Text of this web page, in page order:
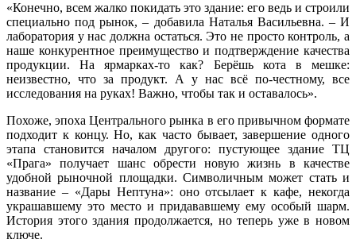
«Конечно, всем жалко покидать это здание: его ведь и строили
специально под рынок, – добавила Наталья Васильевна. – И
лаборатория у нас должна остаться. Это не просто контроль, а
наше конкурентное преимущество и подтверждение качества
продукции. На ярмарках‑то как? Берёшь кота в мешке:
неизвестно, что за продукт. А у нас всё по-честному, все
исследования на руках! Важно, чтобы так и оставалось».
Похоже, эпоха Центрального рынка в его привычном формате
подходит к концу. Но, как часто бывает, завершение одного
этапа становится началом другого: пустующее здание ТЦ
«Прага» получает шанс обрести новую жизнь в качестве
удобной рыночной площадки. Символичным может стать и
название – «Дары Нептуна»: оно отсылает к кафе, некогда
украшавшему это место и придававшему ему особый шарм.
История этого здания продолжается, но теперь уже в новом
ключе.